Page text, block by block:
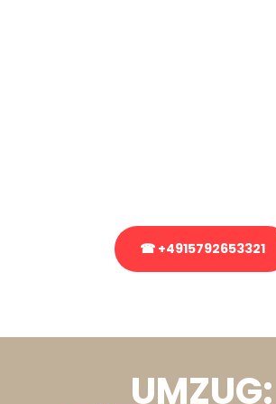
☎ +4915792653321
UMZUG: